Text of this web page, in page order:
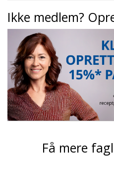
Ikke medlem?
Få mere